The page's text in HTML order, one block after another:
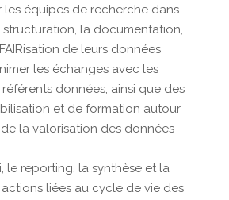
équipes de recherche dans
structuration, la documentation,
de leurs données
les échanges avec les
données, ainsi que des
et de formation autour
la valorisation des données
le reporting, la synthèse et la
liées au cycle de vie des